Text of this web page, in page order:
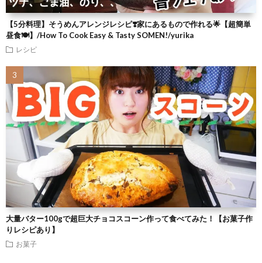
【5分料理】そうめんアレンジレシピ❣️家にあるもので作れる🌟【超簡単
昼食🍽】/How To Cook Easy & Tasty SOMEN!/yurika
レシピ
大量バター100gで超巨大チョコスコーン作って食べてみた！【お菓子作
りレシピあり】
お菓子